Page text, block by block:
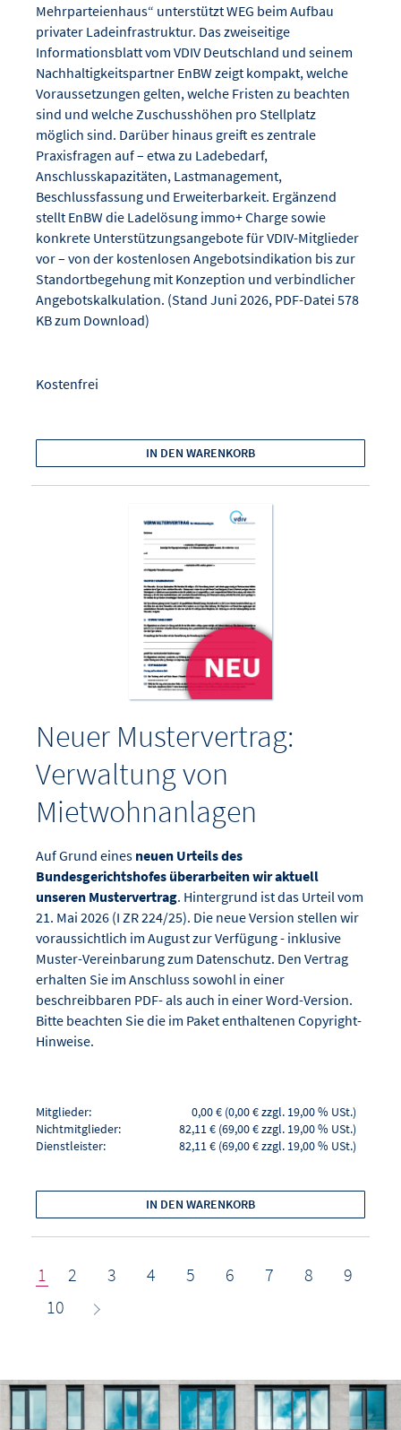
Mehrparteienhaus“ unterstützt WEG beim Aufbau
privater Ladeinfrastruktur. Das zweiseitige
Informationsblatt vom VDIV Deutschland und seinem
Nachhaltigkeitspartner EnBW zeigt kompakt, welche
Voraussetzungen gelten, welche Fristen zu beachten
sind und welche Zuschusshöhen pro Stellplatz
möglich sind. Darüber hinaus greift es zentrale
Praxisfragen auf – etwa zu Ladebedarf,
Anschlusskapazitäten, Lastmanagement,
Beschlussfassung und Erweiterbarkeit. Ergänzend
stellt EnBW die Ladelösung immo+ Charge sowie
konkrete Unterstützungsangebote für VDIV-Mitglieder
vor – von der kostenlosen Angebotsindikation bis zur
Standortbegehung mit Konzeption und verbindlicher
Angebotskalkulation. (Stand Juni 2026, PDF-Datei 578
KB zum Download)
Kostenfrei
IN DEN WARENKORB
Neuer Mustervertrag:
Verwaltung von
Mietwohnanlagen
Auf Grund eines neuen Urteils des
Bundesgerichtshofes überarbeiten wir aktuell
unseren Mustervertrag. Hintergrund ist das Urteil vom
21. Mai 2026 (I ZR 224/25). Die neue Version stellen wir
voraussichtlich im August zur Verfügung - inklusive
Muster-Vereinbarung zum Datenschutz. Den Vertrag
erhalten Sie im Anschluss sowohl in einer
beschreibbaren PDF- als auch in einer Word-Version.
Bitte beachten Sie die im Paket enthaltenen Copyright-
Hinweise.
Mitglieder:
0,00 € (0,00 € zzgl. 19,00 % USt.)
Nichtmitglieder:
82,11 € (69,00 € zzgl. 19,00 % USt.)
Dienstleister:
82,11 € (69,00 € zzgl. 19,00 % USt.)
IN DEN WARENKORB
1 2 3 4 5 6 7 8
9
10